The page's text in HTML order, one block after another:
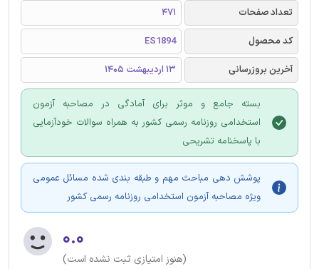
تعداد صفحات
471
کد محصول
ES1894
آخرین بروزرسانی
13 اردیبهشت 1405
بسته جامع و موثر برای آمادگی در مصاحبه آزمون
استخدامی روزنامه رسمی کشور به همراه سوالات خودآزمایی
با پاسخنامه تشریحی
پوشش دهی مباحث مهم و طبقه بندی شده مسائل عمومی
ویژه مصاحبه آزمون استخدامی روزنامه رسمی کشور
۰.۰
(هنوز امتیازی ثبت نشده است)